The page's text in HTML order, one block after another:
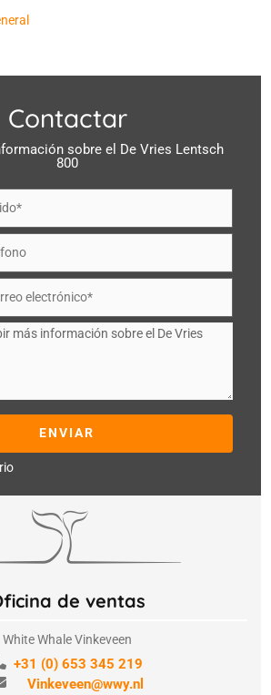
Contactar
sobre el De Vries Lentsch
800
de ventas
White Whale Vinkeveen
+31 (0) 653 345 219
Vinkeveen@wwy.nl